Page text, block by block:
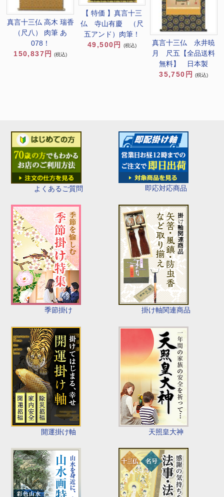
よくあるご質問 即応対応商品
季節掛け 掛け軸関連商品
開運掛け軸 天照皇大神
真言十三仏 高木 瑞香
（尺八） 肉筆 あ
078！
150,837円 (税込)
【 特価 】真言十三
仏 寺山有慶 （尺
五アンド）肉筆！
49,500円
(税込)
真言十三仏 永井暁
月 尺五【全品送料
無料】 日本製
35,750円 (税込)